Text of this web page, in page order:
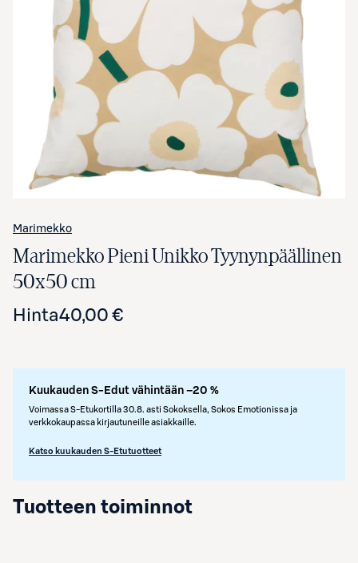
Avaa tuotekuva suurennettuna
Marimekko
Marimekko Pieni Unikko Tyynynpäällinen
50x50 cm
Hinta40,00 €
Kuukauden S-Edut vähintään –20 %
Voimassa S-Etukortilla 30.8. asti Sokoksella, Sokos Emotionissa ja
verkkokaupassa kirjautuneille asiakkaille.
Katso kuukauden S-Etutuotteet
Tuotteen toiminnot